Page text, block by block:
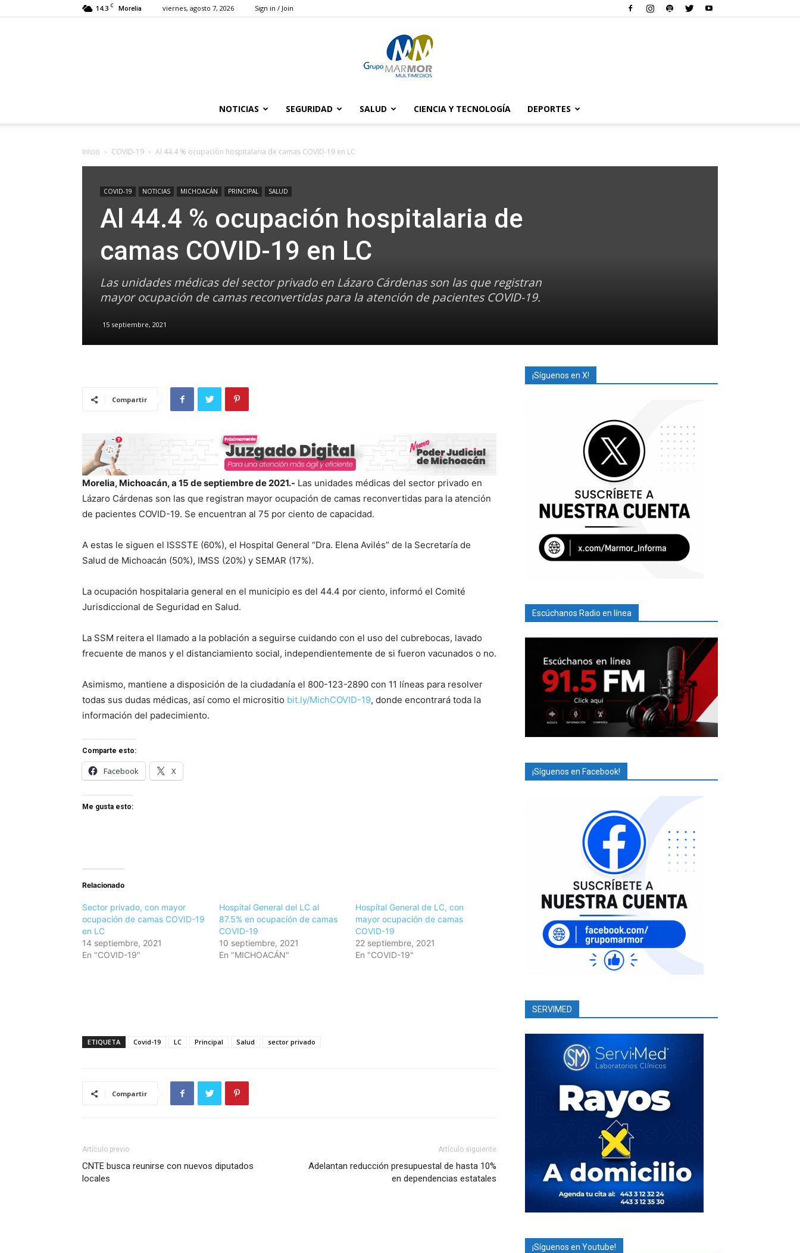
14.3 C Morelia viernes, agosto 7, 2026 Sign in / Join
NOTICIAS SEGURIDAD SALUD CIENCIA Y TECNOLOGÍA DEPORTES
Inicio COVID-19 Al 44.4 % ocupación hospitalaria de camas COVID-19 en LC
COVID-19 NOTICIAS MICHOACÁN PRINCIPAL SALUD
Al 44.4 % ocupación hospitalaria de
camas COVID-19 en LC
Las unidades médicas del sector privado en Lázaro Cárdenas son las que registran
mayor ocupación de camas reconvertidas para la atención de pacientes COVID-19.
15 septiembre, 2021
Compartir
Morelia, Michoacán, a 15 de septiembre de 2021.- Las unidades médicas del sector privado en
Lázaro Cárdenas son las que registran mayor ocupación de camas reconvertidas para la atención
de pacientes COVID-19. Se encuentran al 75 por ciento de capacidad.
A estas le siguen el ISSSTE (60%), el Hospital General “Dra. Elena Avilés” de la Secretaría de
Salud de Michoacán (50%), IMSS (20%) y SEMAR (17%).
La ocupación hospitalaria general en el municipio es del 44.4 por ciento, informó el Comité
Jurisdiccional de Seguridad en Salud.
La SSM reitera el llamado a la población a seguirse cuidando con el uso del cubrebocas, lavado
frecuente de manos y el distanciamiento social, independientemente de si fueron vacunados o no.
Asimismo, mantiene a disposición de la ciudadanía el 800-123-2890 con 11 líneas para resolver
todas sus dudas médicas, así como el micrositio bit.ly/MichCOVID-19, donde encontrará toda la
información del padecimiento.
Comparte esto:
Facebook X
Me gusta esto:
Relacionado
Sector privado, con mayor
ocupación de camas COVID-19
en LC
14 septiembre, 2021
En "COVID-19"
Hospital General del LC al
87.5% en ocupación de camas
COVID-19
10 septiembre, 2021
En "MICHOACÁN"
Hospital General de LC, con
mayor ocupación de camas
COVID-19
22 septiembre, 2021
En "COVID-19"
ETIQUETA Covid-19 LC Principal Salud sector privado
Compartir
Artículo previo
CNTE busca reunirse con nuevos diputados
locales
Artículo siguiente
Adelantan reducción presupuestal de hasta 10%
en dependencias estatales
¡Síguenos en X!
Escúchanos Radio en línea
¡Síguenos en Facebook!
SERVIMED
¡Síguenos en Youtube!